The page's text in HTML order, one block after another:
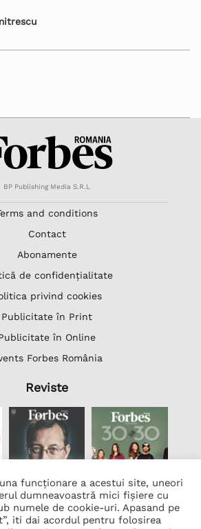
BP Publishing Media S.R.L
and conditions
Contact
Abonamente
de confidențialitate
privind cookies
Publicitate în Print
în Online
Forbes România
Reviste
funcționare a acestui site, uneori
dumneavoastră mici fișiere cu
numele de cookie-uri. Apasand pe
iti dai acordul pentru folosirea